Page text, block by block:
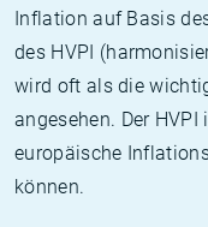
Inflation auf Basis
des HVPI
wird oft als die
angesehen. Der
europäische
können.